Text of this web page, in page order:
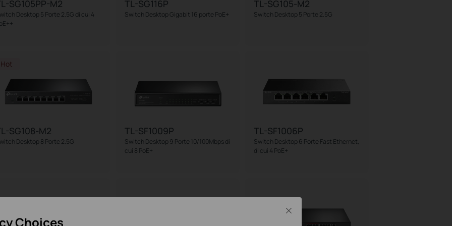
SG105PP-M2
Desktop 5 Porte 2.5G di cui 4
TL-SG116P
Switch Desktop Gigabit 16 porte PoE+
TL-SG105-M2
Switch Desktop 5 Porte 2.5G
Hot
SG108-M2
Desktop 8 Porte 2.5G
TL-SF1009P
Switch Desktop 9 Porte 10/100Mbps di
cui 8 PoE+
TL-SF1006P
Switch Desktop 6 Porte Fast Ethernet,
di cui 4 PoE+
Choices
Close